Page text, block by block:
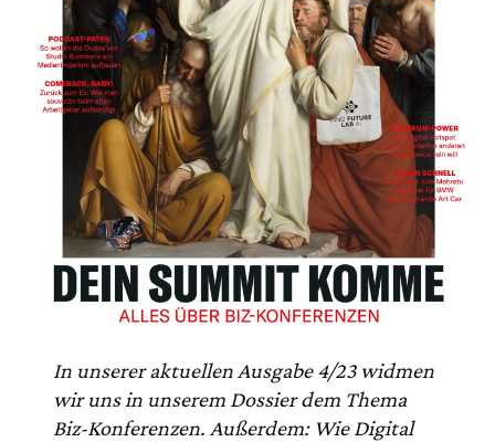
In unserer aktuellen Ausgabe 4/23 widmen
wir uns in unserem Dossier dem Thema
Biz-Konferenzen. Außerdem: Wie Digital